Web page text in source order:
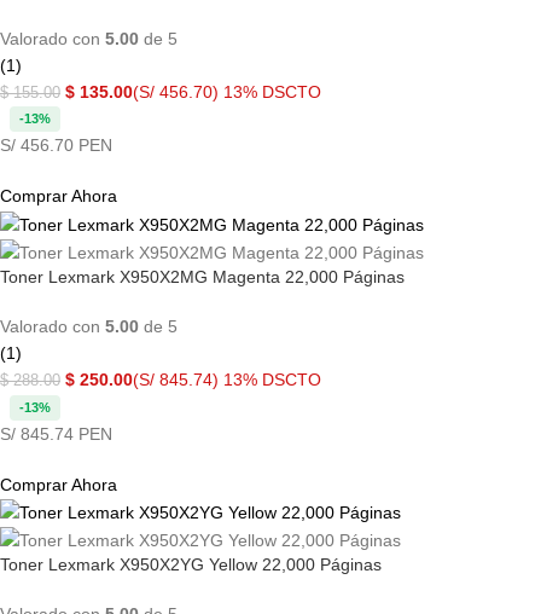
Valorado con 5.00 de 5
(1)
$155.00 $ 135.00(S/ 456.70) 13% DSCTO
-13%
S/ 456.70 PEN
Comprar Ahora
Toner Lexmark X950X2MG Magenta 22,000 Páginas
Valorado con 5.00 de 5
(1)
$288.00 $ 250.00(S/ 845.74) 13% DSCTO
-13%
S/ 845.74 PEN
Comprar Ahora
Toner Lexmark X950X2YG Yellow 22,000 Páginas